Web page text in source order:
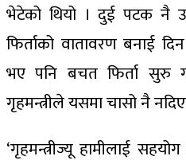
भेटेको थियो । दुई पटक नै
फिर्ताको वातावरण बनाई
भए पनि बचत फिर्ता सुरु
गृहमन्त्रीले यसमा चासो नै
‘गृहमन्त्रीज्यू हामीलाई